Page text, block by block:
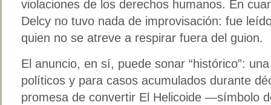
violaciones de los derechos humanos. En
Delcy no tuvo nada de improvisación: fue
quien no se atreve a respirar fuera del guion.
El anuncio, en sí, puede sonar “histórico”:
políticos y para casos acumulados durante
promesa de convertir El Helicoide —símbolo